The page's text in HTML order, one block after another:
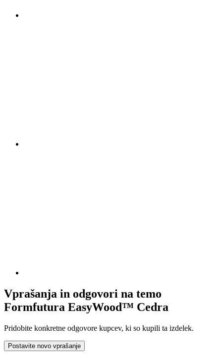
Vprašanja in odgovori na temo
Formfutura EasyWood™ Cedra
Pridobite konkretne odgovore kupcev, ki so kupili ta izdelek.
Postavite novo vprašanje